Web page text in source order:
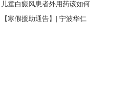
儿童白癜风患者外用药该如何
【寒假援助通告】| 宁波华仁